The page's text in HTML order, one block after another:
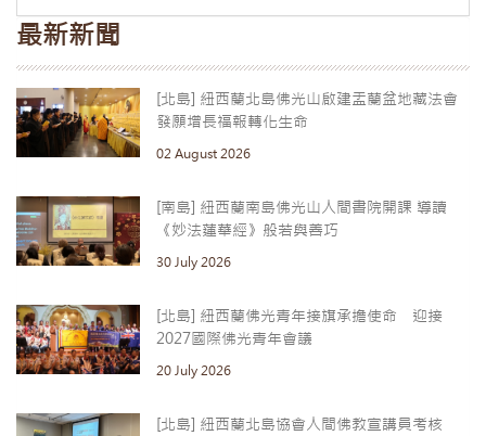
最新新聞
[北島] 紐西蘭北島佛光山啟建盂蘭盆地藏法會
發願增長福報轉化生命
02 August 2026
[南島] 紐西蘭南島佛光山人間書院開課 導讀
《妙法蓮華經》般若與善巧
30 July 2026
[北島] 紐西蘭佛光青年接旗承擔使命 迎接
2027國際佛光青年會議
20 July 2026
[北島] 紐西蘭北島協會人間佛教宣講員考核